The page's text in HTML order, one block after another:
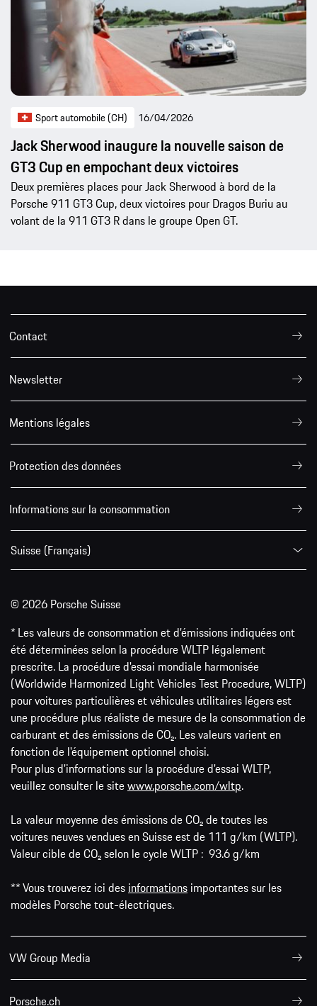
Sport automobile (CH) 16/04/2026
Jack Sherwood inaugure la nouvelle saison de
GT3 Cup en empochant deux victoires
Deux premières places pour Jack Sherwood à bord de la
Porsche 911 GT3 Cup, deux victoires pour Dragos Buriu au
volant de la 911 GT3 R dans le groupe Open GT.
Contact
Newsletter
Mentions légales
Protection des données
Informations sur la consommation
Suisse (Français)
© 2026 Porsche Suisse
* Les valeurs de consommation et d’émissions indiquées ont
été déterminées selon la procédure WLTP légalement
prescrite. La procédure d'essai mondiale harmonisée
(Worldwide Harmonized Light Vehicles Test Procedure, WLTP)
pour voitures particulières et véhicules utilitaires légers est
une procédure plus réaliste de mesure de la consommation de
carburant et des émissions de CO₂. Les valeurs varient en
fonction de l'équipement optionnel choisi.
Pour plus d'informations sur la procédure d'essai WLTP,
veuillez consulter le sitewww.porsche.com/wltp.
La valeur moyenne des émissions de CO₂ de toutes les
voitures neuves vendues en Suisse est de 111 g/km (WLTP).
Valeur cible de CO₂ selon le cycle WLTP : 93.6 g/km
** Vous trouverez ici des informations importantes sur les
modèles Porsche tout-électriques.
VW Group Media
Porsche.ch